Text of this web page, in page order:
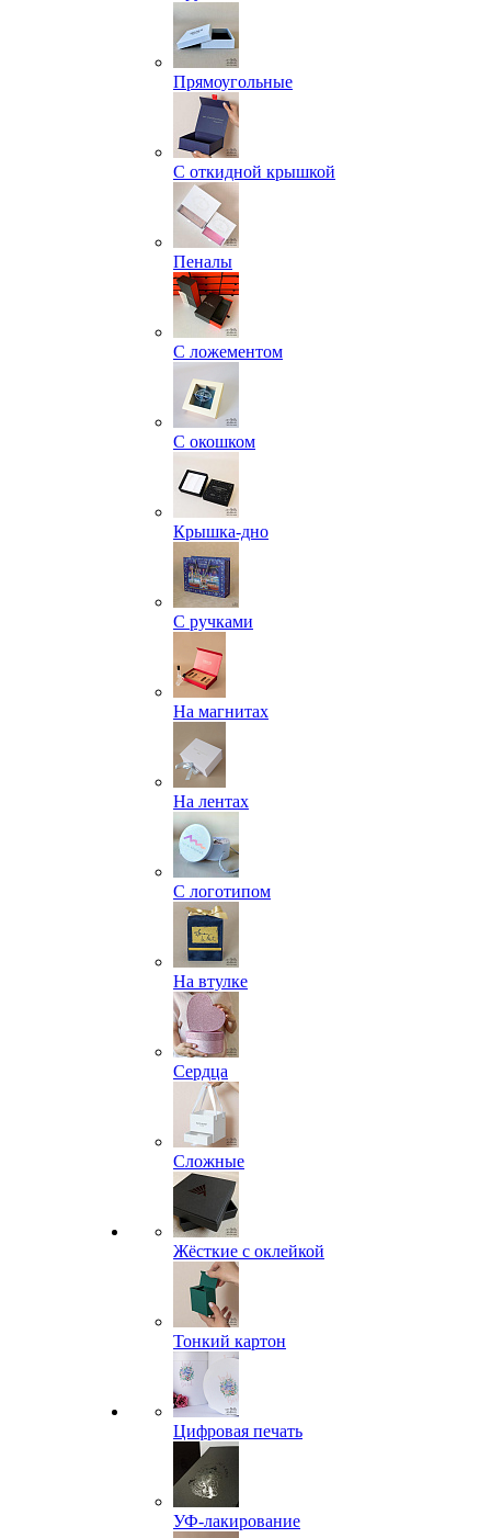
Прямоугольные
С откидной крышкой
Пеналы
С ложементом
С окошком
Крышка-дно
С ручками
На магнитах
На лентах
С логотипом
На втулке
Сердца
Сложные
Жёсткие с оклейкой
Тонкий картон
Цифровая печать
УФ-лакирование